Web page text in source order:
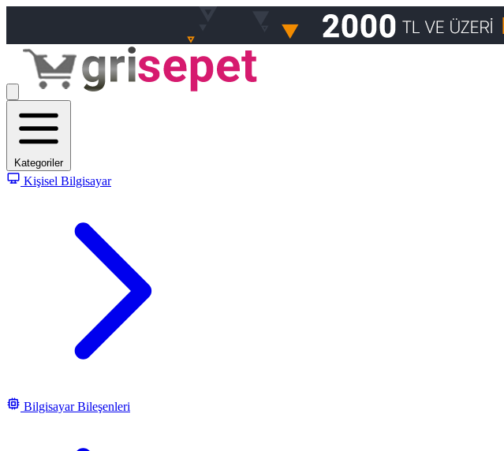
Kategoriler
Kişisel Bilgisayar
Bilgisayar Bileşenleri